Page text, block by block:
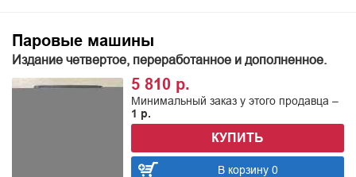
Паровые машины
Издание четвертое, переработанное и дополненное.
5 810 р.
Минимальный заказ у этого продавца –
1 р.
КУПИТЬ
В корзину 0